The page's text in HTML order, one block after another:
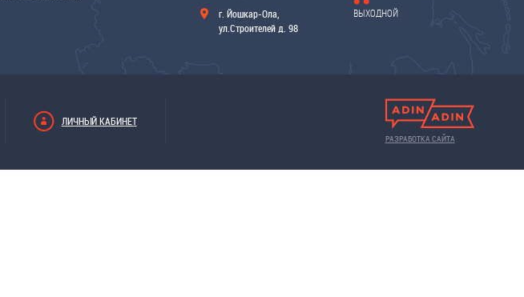
г. Йошкар-Ола,
ул.Строителей д. 98
ВЫХОДНОЙ
ЛИЧНЫЙ КАБИНЕТ
РАЗРАБОТКА САЙТА